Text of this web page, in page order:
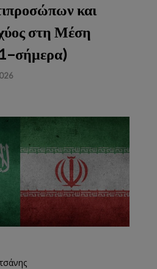
και
στη Μέση